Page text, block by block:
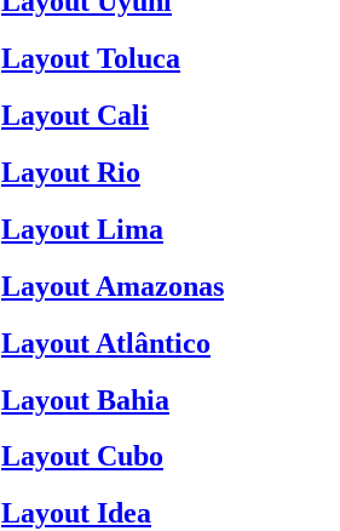
Layout Toluca
Layout Cali
Layout Rio
Layout Lima
Layout Amazonas
Layout Atlântico
Layout Bahia
Layout Cubo
Layout Idea